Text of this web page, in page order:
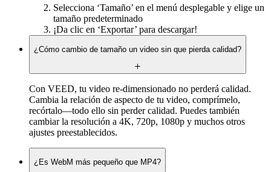
Selecciona ‘Tamaño’ en el menú desplegable y elige un
tamaño predeterminado
¡Da clic en ‘Exportar’ para descargar!
¿Cómo cambio de tamaño un video sin que pierda calidad?
Con VEED, tu video re-dimensionado no perderá calidad.
Cambia la relación de aspecto de tu video, comprímelo,
recórtalo—todo ello sin perder calidad. Puedes también
cambiar la resolución a 4K, 720p, 1080p y muchos otros
ajustes preestablecidos.
¿Es WebM más pequeño que MP4?